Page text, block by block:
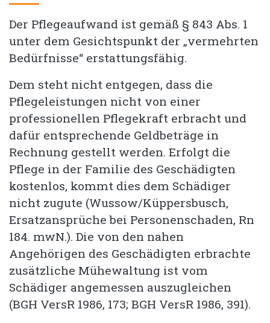
Der Pflegeaufwand ist gemäß § 843 Abs. 1
unter dem Gesichtspunkt der „vermehrten
Bedürfnisse“ erstattungsfähig.
Dem steht nicht entgegen, dass die
Pflegeleistungen nicht von einer
professionellen Pflegekraft erbracht und
dafür entsprechende Geldbeträge in
Rechnung gestellt werden. Erfolgt die
Pflege in der Familie des Geschädigten
kostenlos, kommt dies dem Schädiger
nicht zugute (Wussow/Küppersbusch,
Ersatzansprüche bei Personenschaden, Rn
184. mwN.). Die von den nahen
Angehörigen des Geschädigten erbrachte
zusätzliche Mühewaltung ist vom
Schädiger angemessen auszugleichen
(BGH VersR 1986, 173; BGH VersR 1986, 391).